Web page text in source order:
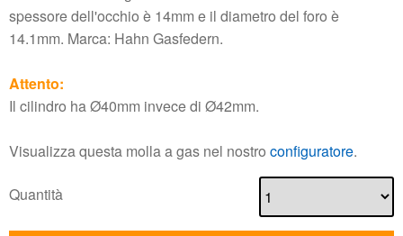
spessore dell'occhio è 14mm e il diametro del foro è
14.1mm. Marca: Hahn Gasfedern.
Attento:
Il cilindro ha Ø40mm invece di Ø42mm.
Visualizza questa molla a gas nel nostro configuratore.
Quantità